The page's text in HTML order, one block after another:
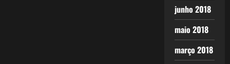
junho 2018
maio 2018
março 2018